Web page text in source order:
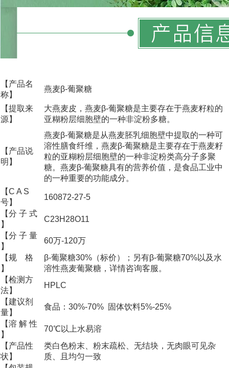
【产品名
称】
燕麦β-葡聚糖
【提取来
源】
大燕麦皮，燕麦β-葡聚糖是主要存在于燕麦籽粒的
亚糊粉层细胞壁的一种非淀粉多糖。
【产品说
明】
燕麦β-葡聚糖是从燕麦胚乳细胞壁中提取的一种可
溶性膳食纤维，燕麦β-葡聚糖是主要存在于燕麦籽
粒的亚糊粉层细胞壁的一种非淀粉类高分子多聚
糖。燕麦β-葡聚糖具有的营养价值，是食品工业中
的一种重要的功能成分。
【C A S
号】
160872-27-5
【分 子 式
】
C23H28O11
【分 子 量
】
60万-120万
【规 格
】
β-葡聚糖30%（标价）；另有β-葡聚糖70%以及水
溶性燕麦葡聚糖，详情咨询客服。
【检测方
法】
HPLC
【建议剂
量】
食品：30%-70% 固体饮料5%-25%
【溶 解 性
】
70℃以上水易溶
【产品性
状】
类白色粉末、粉末疏松、无结块，无肉眼可见杂
质、且均匀一致